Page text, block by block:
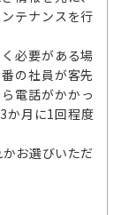
テナンスを行
必要がある場
の社員が客先
電話がかかっ
か月に1回程度
お選びいただ